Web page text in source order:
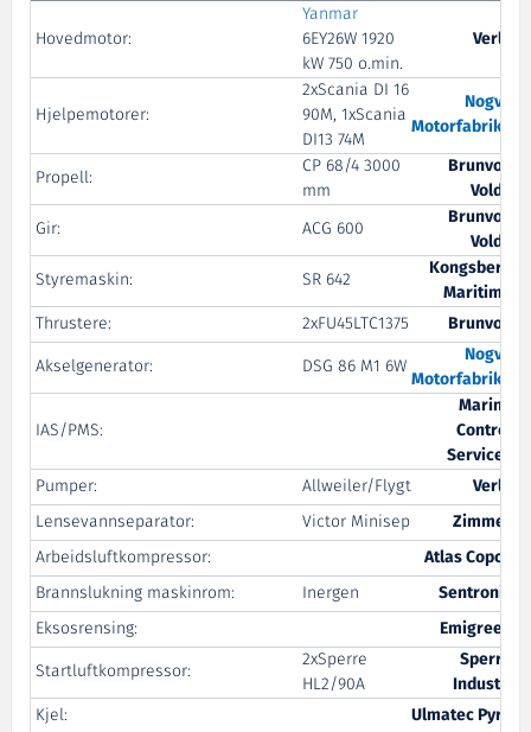
Hovedmotor:
Yanmar
6EY26W 1920
kW 750 o.min.
Verlo
Hjelpemotorer:
2xScania DI 16
90M, 1xScania
DI13 74M
Nogva
Motorfabrikk
Propell:
CP 68/4 3000
mm
Brunvoll
Volda
Gir:
ACG 600
Brunvoll
Volda
Styremaskin:
SR 642
Kongsberg
Maritime
Thrustere:
2xFU45LTC1375
Brunvoll
Akselgenerator:
DSG 86 M1 6W
Nogva
Motorfabrikk
IAS/PMS:
Marine
Control
Services
Pumper:
Allweiler/Flygt
Verlo
Lensevannseparator:
Victor Minisep
Zimmer
Arbeidsluftkompressor:
Atlas Copco
Brannslukning maskinrom:
Inergen
Sentronic
Eksosrensing:
Emigreen
Startluftkompressor:
2xSperre
HL2/90A
Sperre
Industri
Kjel:
Ulmatec Pyro